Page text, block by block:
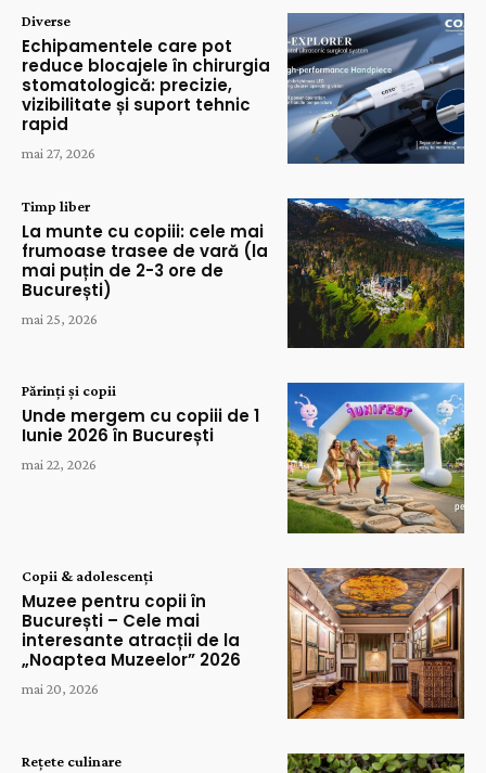
Diverse
Echipamentele care pot
reduce blocajele în chirurgia
stomatologică: precizie,
vizibilitate și suport tehnic
rapid
mai 27, 2026
Timp liber
La munte cu copiii: cele mai
frumoase trasee de vară (la
mai puțin de 2-3 ore de
București)
mai 25, 2026
Părinți și copii
Unde mergem cu copiii de 1
Iunie 2026 în București
mai 22, 2026
Copii & adolescenți
Muzee pentru copii în
București – Cele mai
interesante atracții de la
„Noaptea Muzeelor” 2026
mai 20, 2026
Rețete culinare